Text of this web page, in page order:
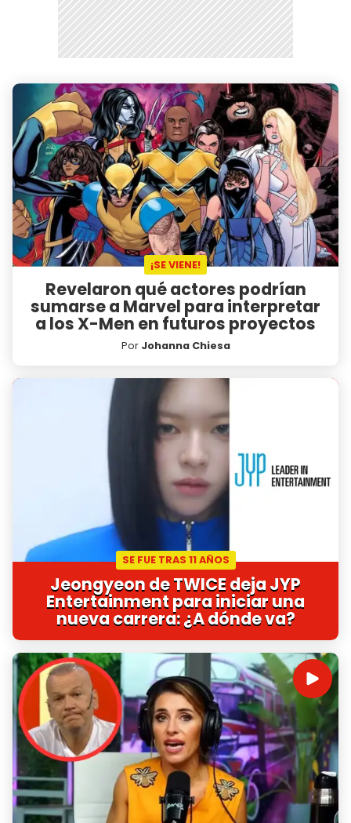
¡SE VIENE!
Revelaron qué actores podrían
sumarse a Marvel para interpretar
a los X-Men en futuros proyectos
Por Johanna Chiesa
SE FUE TRAS 11 AÑOS
Jeongyeon de TWICE deja JYP
Entertainment para iniciar una
nueva carrera: ¿A dónde va?